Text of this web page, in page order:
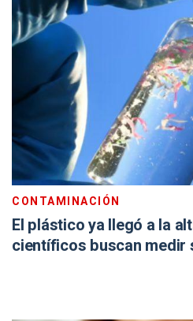
CONTAMINACIÓN
El plástico ya llegó a la
científicos buscan medir